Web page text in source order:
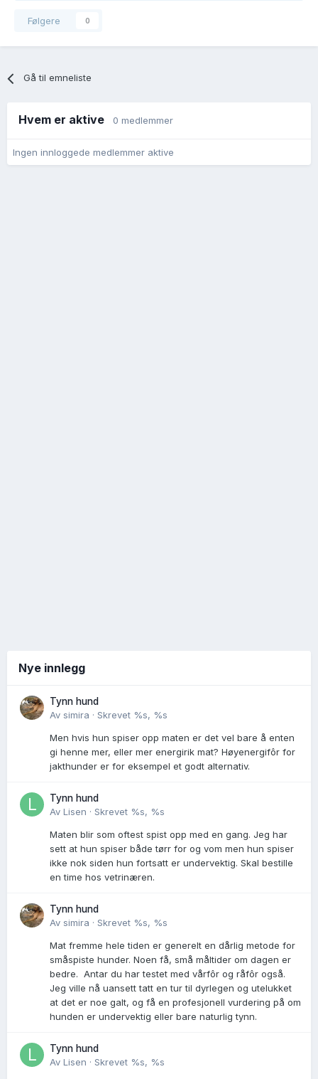
Følgere 0
Gå til emneliste
Hvem er aktive 0 medlemmer
Ingen innloggede medlemmer aktive
Nye innlegg
Tynn hund
Av simira · Skrevet %s, %s
Men hvis hun spiser opp maten er det vel bare å enten
gi henne mer, eller mer energirik mat? Høyenergifôr for
jakthunder er for eksempel et godt alternativ.
Tynn hund
Av Lisen · Skrevet %s, %s
Maten blir som oftest spist opp med en gang. Jeg har
sett at hun spiser både tørr for og vom men hun spiser
ikke nok siden hun fortsatt er undervektig. Skal bestille
en time hos vetrinæren.
Tynn hund
Av simira · Skrevet %s, %s
Mat fremme hele tiden er generelt en dårlig metode for
småspiste hunder. Noen få, små måltider om dagen er
bedre. Antar du har testet med vårfôr og råfôr også.
Jeg ville nå uansett tatt en tur til dyrlegen og utelukket
at det er noe galt, og få en profesjonell vurdering på om
hunden er undervektig eller bare naturlig tynn.
Tynn hund
Av Lisen · Skrevet %s, %s